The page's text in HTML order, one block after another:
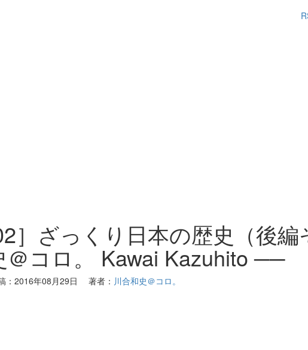
］ざっくり日本の歴史（後編
コロ。 Kawai Kazuhito ──
： 2016年08月29日 著者： 川合和史＠コロ。